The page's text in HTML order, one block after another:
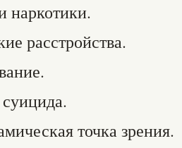
наркотики.
расстройства.
точка зрения.